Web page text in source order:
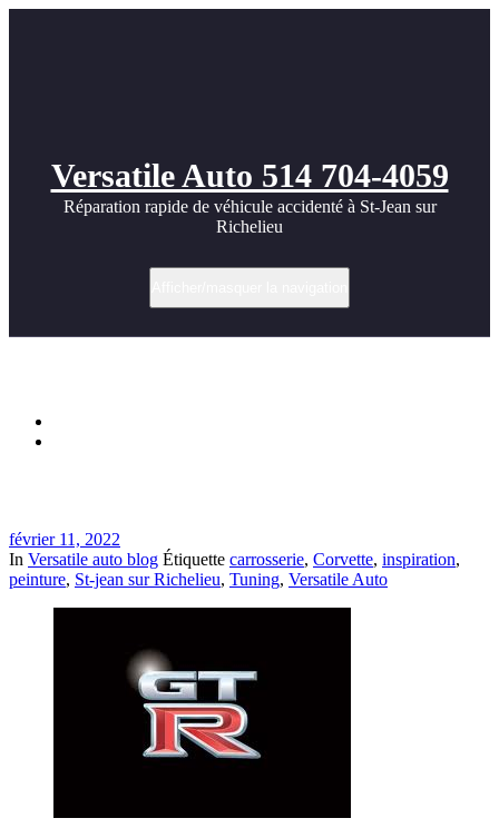
Versatile Auto 514 704-4059
Réparation rapide de véhicule accidenté à St-Jean sur
Richelieu
février 11, 2022
In Versatile auto blog Étiquette carrosserie, Corvette, inspiration,
peinture, St-jean sur Richelieu, Tuning, Versatile Auto